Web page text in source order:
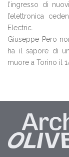
l’ingresso di
l’elettronica
Electric.
Giuseppe Pero
ha il sapore di
muore a Torino il